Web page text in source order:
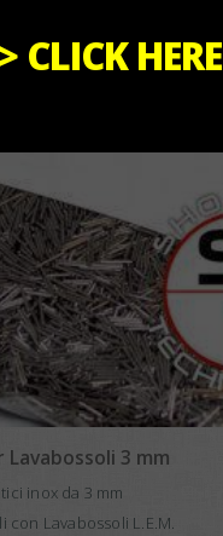
3 mm
inox da 3 mm
Lavabossoli L.E.M.
CLICK HERE